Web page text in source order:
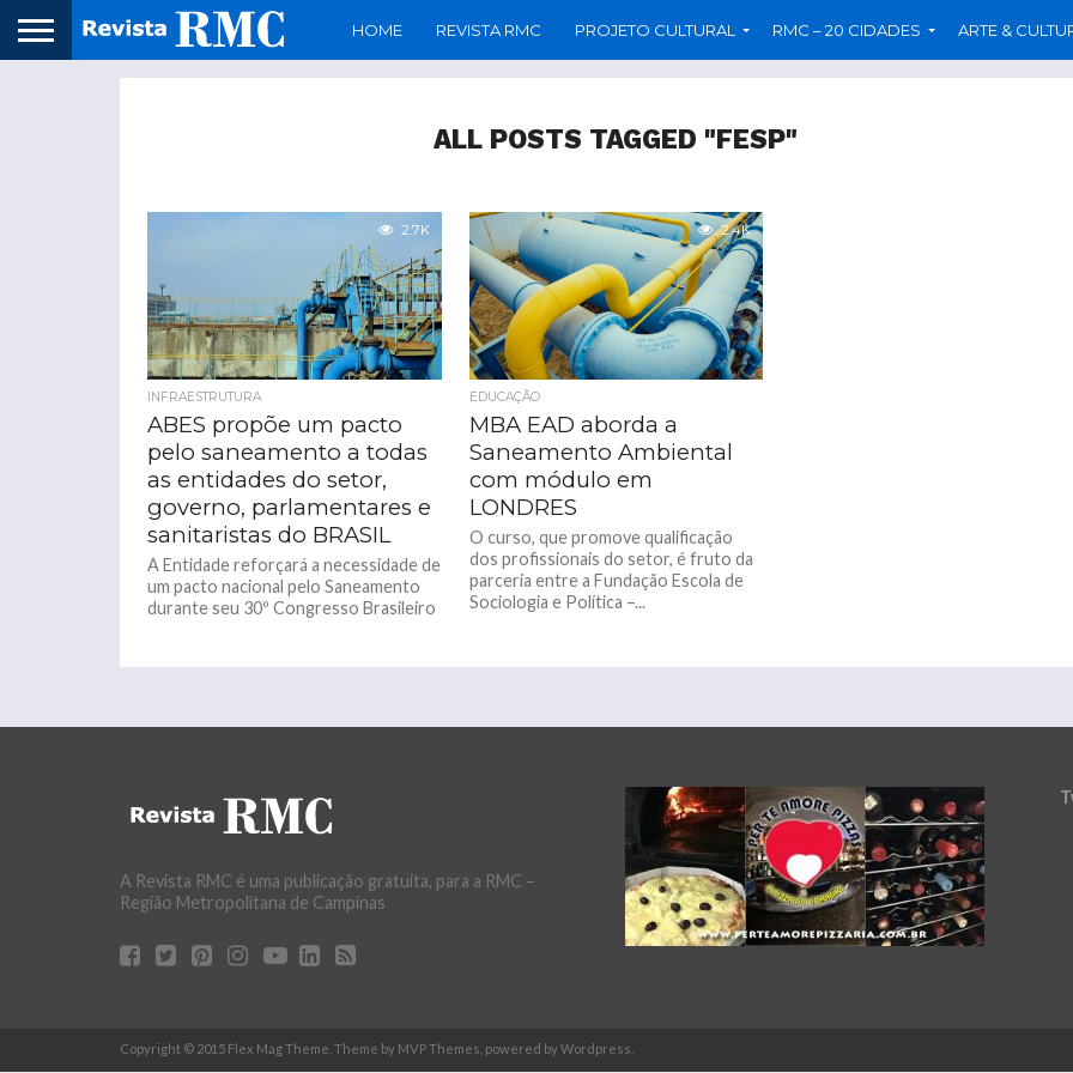
HOME REVISTA RMC PROJETO CULTURAL RMC – 20 CIDADES ARTE &
ALL POSTS TAGGED "FESP"
2.7K
INFRAESTRUTURA
ABES propõe um pacto
pelo saneamento a todas
as entidades do setor,
governo, parlamentares e
sanitaristas do BRASIL
A Entidade reforçará a necessidade de
um pacto nacional pelo Saneamento
durante seu 30º Congresso Brasileiro
2.4K
EDUCAÇÃO
MBA EAD aborda a
Saneamento Ambiental
com módulo em
LONDRES
O curso, que promove qualificação
dos profissionais do setor, é fruto da
parceria entre a Fundação Escola de
Sociologia e Política –...
A Revista RMC é uma publicação gratuita, para a RMC –
Região Metropolitana de Campinas
Copyright © 2015 Flex Mag Theme. Theme by MVP Themes, powered by Wordpress.